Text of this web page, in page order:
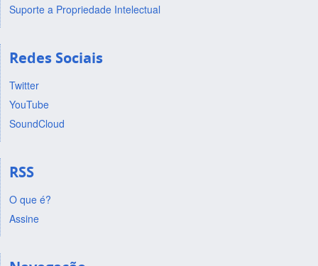
Suporte a Propriedade Intelectual
Redes Sociais
Twitter
YouTube
SoundCloud
RSS
O que é?
Assine